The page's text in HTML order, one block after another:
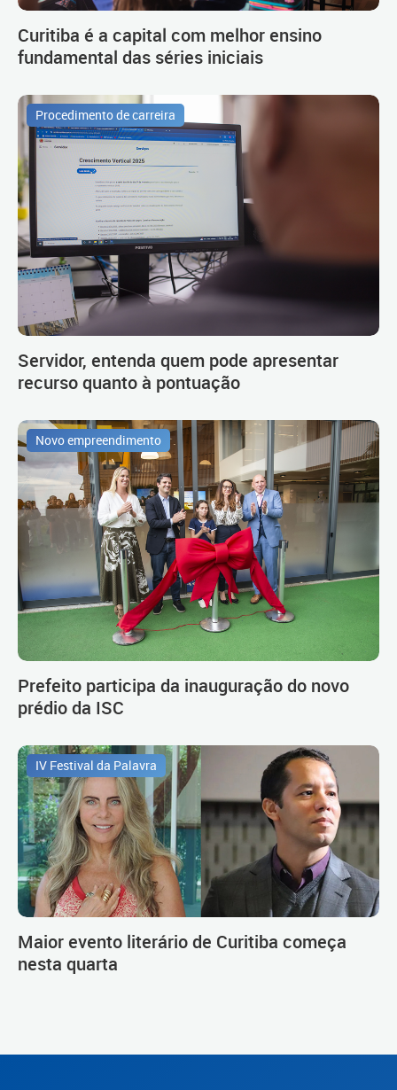
Curitiba é a capital com melhor ensino
fundamental das séries iniciais
Procedimento de carreira
Servidor, entenda quem pode apresentar
recurso quanto à pontuação
Novo empreendimento
Prefeito participa da inauguração do novo
prédio da ISC
IV Festival da Palavra
Maior evento literário de Curitiba começa
nesta quarta